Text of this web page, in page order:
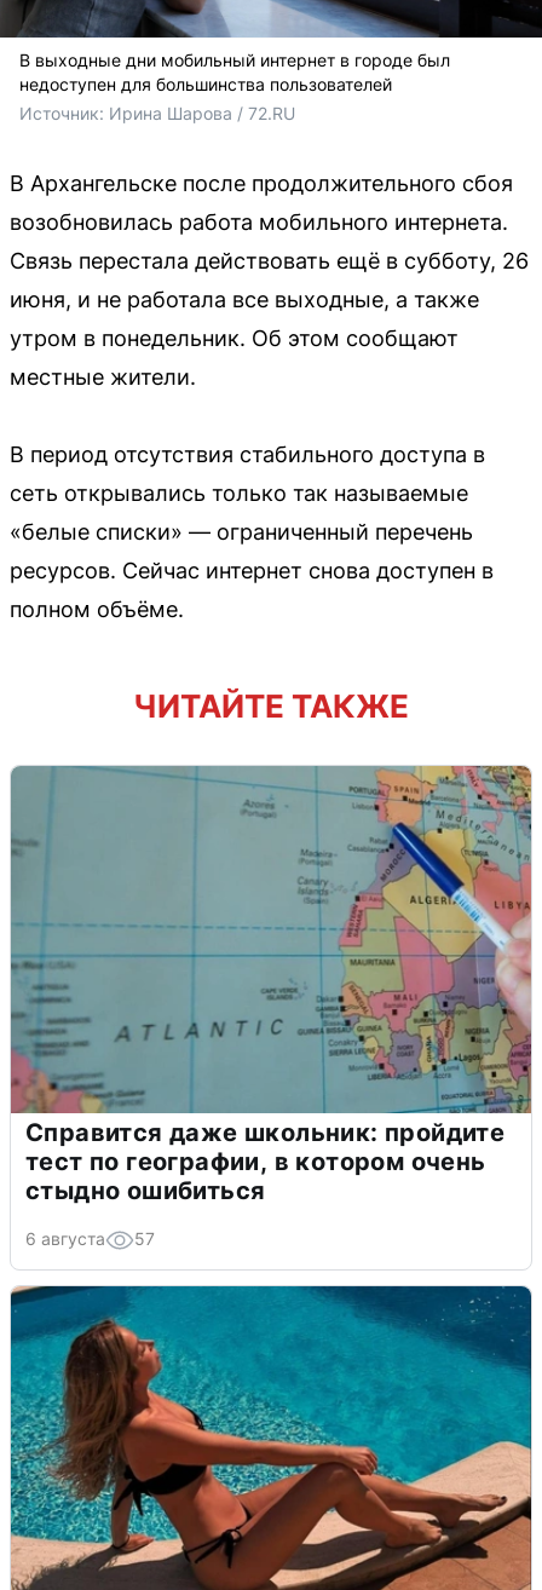
В выходные дни мобильный интернет в городе был
недоступен для большинства пользователей
Источник: Ирина Шарова / 72.RU
В Архангельске после продолжительного сбоя
возобновилась работа мобильного интернета.
Связь перестала действовать ещё в субботу, 26
июня, и не работала все выходные, а также
утром в понедельник. Об этом сообщают
местные жители.
В период отсутствия стабильного доступа в
сеть открывались только так называемые
«белые списки» — ограниченный перечень
ресурсов. Сейчас интернет снова доступен в
полном объёме.
ЧИТАЙТЕ ТАКЖЕ
Справится даже школьник: пройдите
тест по географии, в котором очень
стыдно ошибиться
6 августа 57